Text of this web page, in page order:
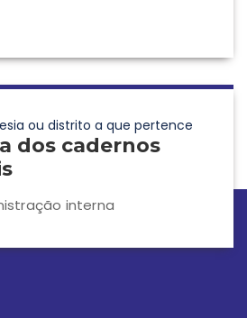
ou distrito a que pertence
dos cadernos
interna